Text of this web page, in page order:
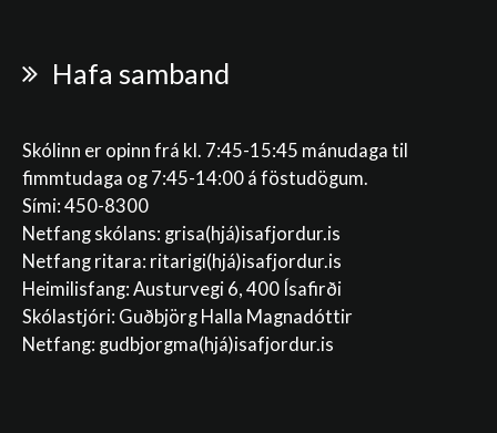
Hafa samband
Skólinn er opinn frá kl. 7:45-15:45 mánudaga til
fimmtudaga og 7:45-14:00 á föstudögum.
Sími: 450-8300
Netfang skólans: grisa(hjá)isafjordur.is
Netfang ritara: ritarigi(hjá)isafjordur.is
Heimilisfang: Austurvegi 6, 400 Ísafirði
Skólastjóri: Guðbjörg Halla Magnadóttir
Netfang: gudbjorgma(hjá)isafjordur.is